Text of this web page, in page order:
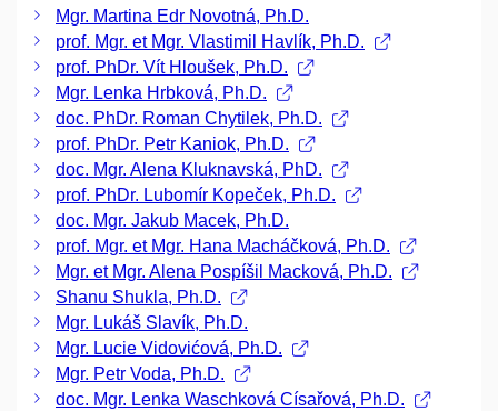
Mgr. Martina Edr Novotná, Ph.D.
prof. Mgr. et Mgr. Vlastimil Havlík, Ph.D.
prof. PhDr. Vít Hloušek, Ph.D.
Mgr. Lenka Hrbková, Ph.D.
doc. PhDr. Roman Chytilek, Ph.D.
prof. PhDr. Petr Kaniok, Ph.D.
doc. Mgr. Alena Kluknavská, PhD.
prof. PhDr. Lubomír Kopeček, Ph.D.
doc. Mgr. Jakub Macek, Ph.D.
prof. Mgr. et Mgr. Hana Macháčková, Ph.D.
Mgr. et Mgr. Alena Pospíšil Macková, Ph.D.
Shanu Shukla, Ph.D.
Mgr. Lukáš Slavík, Ph.D.
Mgr. Lucie Vidovićová, Ph.D.
Mgr. Petr Voda, Ph.D.
doc. Mgr. Lenka Waschková Císařová, Ph.D.